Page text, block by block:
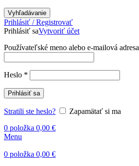
Vyhľadávanie
Prihlásiť / Registrovať
Prihlásiť saVytvoriť účet
Používateľské meno alebo e-mailová adresa
Heslo *
Prihlásiť sa
Stratili ste heslo?
Zapamätať si ma
0 položka 0,00 €
Menu
0 položka 0,00 €